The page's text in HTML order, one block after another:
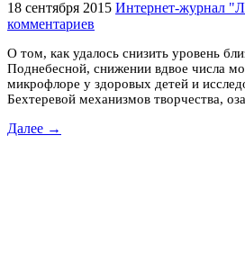
18 сентября 2015 Интернет-журнал
комментариев
О том, как удалось снизить уровень
Поднебесной, снижении вдвое числа
микрофлоре у здоровых детей и
Бехтеревой механизмов творчества,
Далее →